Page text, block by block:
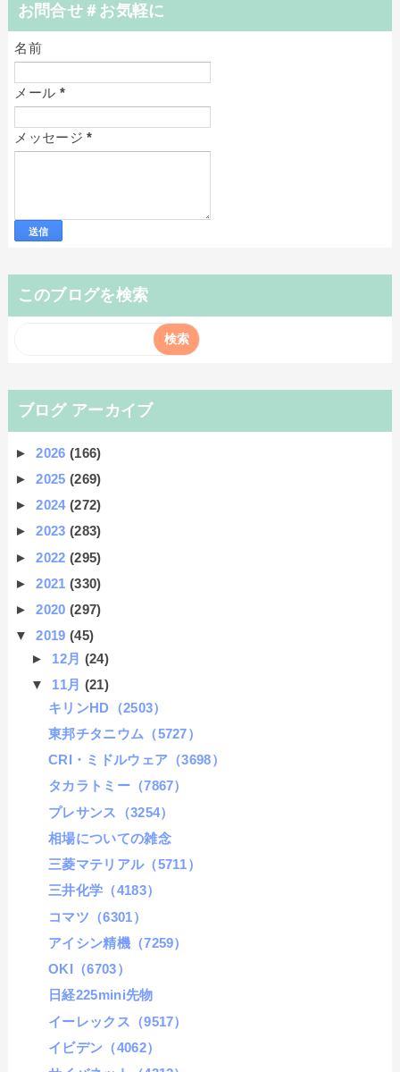
お問合せ＃お気軽に
名前
メール *
メッセージ*
このブログを検索
ブログ アーカイブ
►2026(166)
►2025(269)
►2024(272)
►2023(283)
►2022(295)
►2021(330)
►2020(297)
▼2019(45)
► 12月 (24)
▼ 11月 (21)
キリンHD（2503）
東邦チタニウム（5727）
CRI・ミドルウェア（3698）
タカラトミー（7867）
プレサンス（3254）
相場についての雑念
三菱マテリアル（5711）
三井化学（4183）
コマツ（6301）
アイシン精機（7259）
OKI（6703）
日経225mini先物
イーレックス（9517）
イビデン（4062）